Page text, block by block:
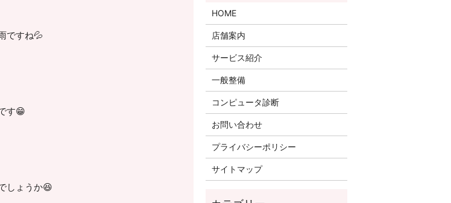
ですね💦
す😁
しょうか😆
HOME
店舗案内
サービス紹介
一般整備
コンピュータ診断
お問い合わせ
プライバシーポリシー
サイトマップ